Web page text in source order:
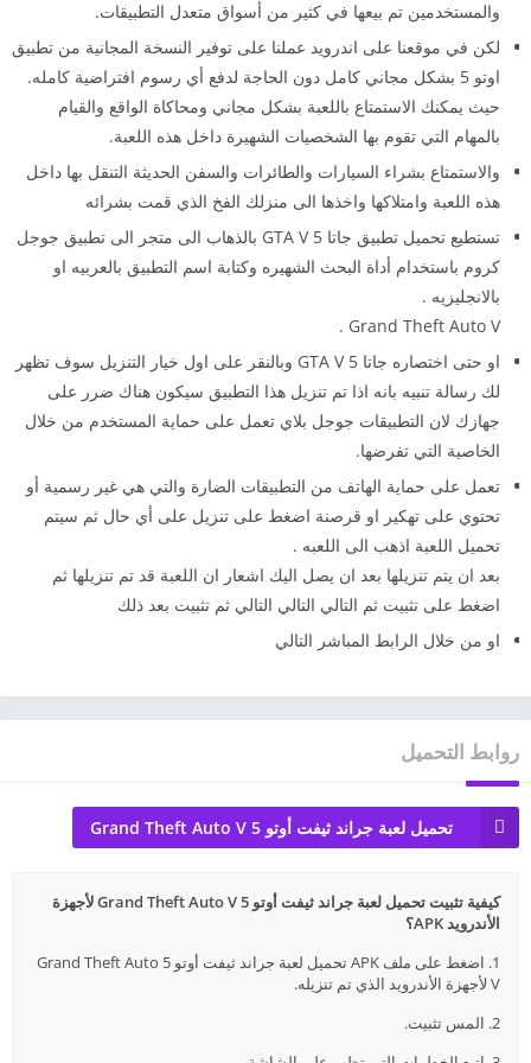
والمستخدمين تم بيعها في كثير من أسواق متعدل التطبيقات.
لكن في موقعنا على اندرويد عملنا على توفير النسخة المجانية من تطبيق
اوتو 5 بشكل مجاني كامل دون الحاجة لدفع أي رسوم افتراضية كامله.
حيث يمكنك الاستمتاع باللعبة بشكل مجاني ومحاكاة الواقع والقيام
بالمهام التي تقوم بها الشخصيات الشهيرة داخل هذه اللعبة.
والاستمتاع بشراء السيارات والطائرات والسفن الحديثة التنقل بها داخل
هذه اللعبة وامتلاكها واخذها الى منزلك الفخ الذي قمت بشرائه
تستطيع تحميل تطبيق جاتا 5 GTA V بالذهاب الى متجر الى تطبيق جوجل
كروم باستخدام أداة البحث الشهيره وكتابة اسم التطبيق بالعربيه او
بالانجليزيه .
Grand Theft Auto V .
او حتى اختصاره جاتا 5 GTA V وبالنقر على اول خيار التنزيل سوف تظهر
لك رسالة تنبيه بانه اذا تم تنزيل هذا التطبيق سيكون هناك ضرر على
جهازك لان التطبيقات جوجل بلاي تعمل على حماية المستخدم من خلال
الخاصية التي تفرضها.
تعمل على حماية الهاتف من التطبيقات الضارة والتي هي غير رسمية أو
تحتوي على تهكير او قرصنة اضغط على تنزيل على أي حال ثم سيتم
تحميل اللعبة اذهب الى اللعبه .
بعد ان يتم تنزيلها بعد ان يصل اليك اشعار ان اللعبة قد تم تنزيلها ثم
اضغط على تثبيت ثم التالي التالي التالي ثم تثبيت بعد ذلك
او من خلال الرابط المباشر التالي
روابط التحميل
تحميل لعبة جراند ثيفت أوتو 5 Grand Theft Auto V
كيفية تثبيت تحميل لعبة جراند ثيفت أوتو 5 Grand Theft Auto V لأجهزة
الأندرويد APK؟
1. اضغط على ملف APK تحميل لعبة جراند ثيفت أوتو 5 Grand Theft Auto
V لأجهزة الأندرويد الذي تم تنزيله.
2. المس تثبيت.